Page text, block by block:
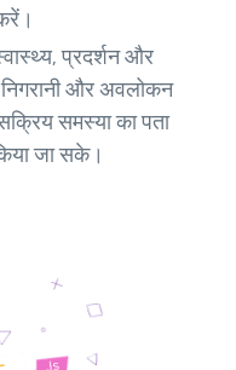
प्रदर्शन और
और अवलोकन
समस्या का पता
जा सके।